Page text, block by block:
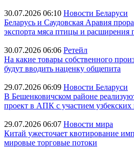
30.07.2026 06:10 Новости Беларуси
Беларусь и Саудовская Аравия
экспорта мяса птицы и расширения
30.07.2026 06:06 Ретейл
На какие товары собственного
будут вводить наценку общепита
29.07.2026 06:09 Новости Беларуси
В Бешенковичском районе
проект в АПК с участием узбекских
29.07.2026 06:07 Новости мира
Китай ужесточает квотирование
мировые торговые потоки